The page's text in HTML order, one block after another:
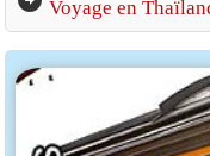
Voyage en